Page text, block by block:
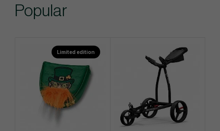
Popular
Limited edition